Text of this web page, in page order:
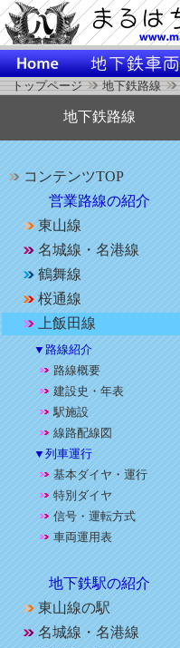
トップページ 地下鉄路線
地下鉄路線
コンテンツTOP
営業路線の紹介
東山線
名城線・名港線
鶴舞線
桜通線
上飯田線
▼路線紹介
路線概要
建設史・年表
駅施設
線路配線図
▼列車運行
基本ダイヤ・運行
特別ダイヤ
信号・運転方式
車両運用表
地下鉄駅の紹介
東山線の駅
名城線・名港線